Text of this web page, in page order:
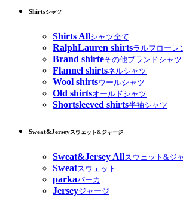
Shirtsシャツ
Shirts Allシャツ全て
RalphLauren shirtsラルフローレ
Brand shirteその他ブランドシャツ
Flannel shirtsネルシャツ
Wool shirtsウールシャツ
Old shirtsオールドシャツ
Shortsleeved shirts半袖シャツ
Sweat&Jerseyスウェット&ジャージ
Sweat&Jersey Allスウェット&ジ
Sweatスウェット
parkaパーカ
Jerseyジャージ